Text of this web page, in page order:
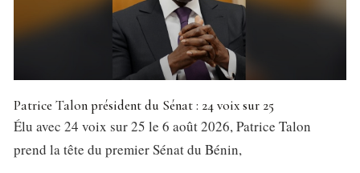
Patrice Talon président du Sénat : 24 voix sur 25
Élu avec 24 voix sur 25 le 6 août 2026, Patrice Talon
prend la tête du premier Sénat du Bénin,